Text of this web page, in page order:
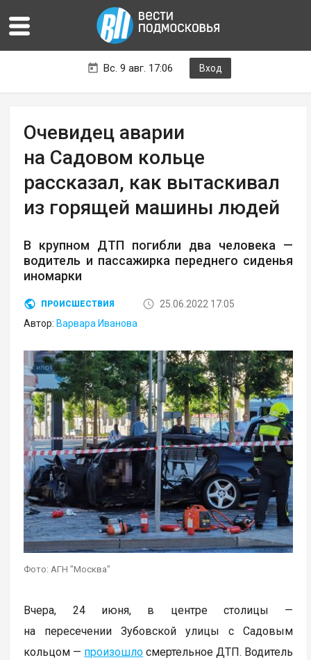
Вс. 9 авг. 17:06 Вход
Очевидец аварии
на Садовом кольце
рассказал, как вытаскивал
из горящей машины людей
В крупном ДТП погибли два человека —
водитель и пассажирка переднего сиденья
иномарки
ПРОИСШЕСТВИЯ
25.06.2022 17:05
Автор: Варвара Иванова
Фото: АГН "Москва"
Вчера, 24 июня, в центре столицы —
на пересечении Зубовской улицы с Садовым
кольцом — произошло смертельное ДТП. Водитель